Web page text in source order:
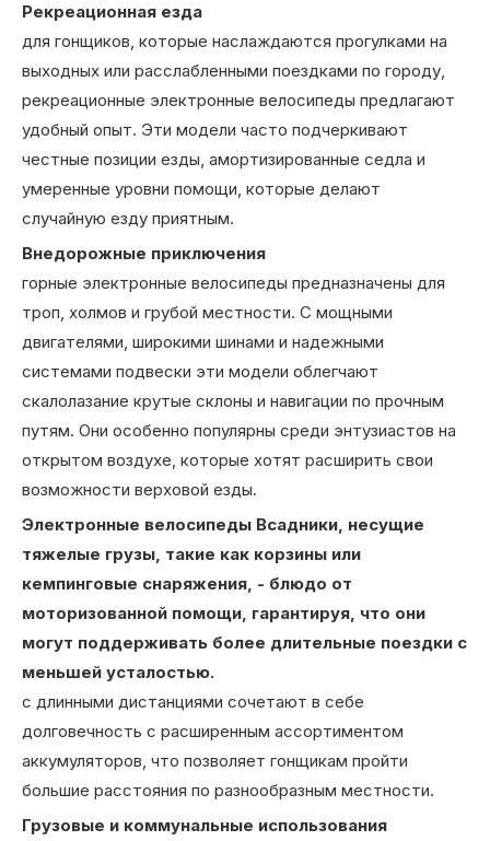
Рекреационная езда
для гонщиков, которые наслаждаются прогулками на
выходных или расслабленными поездками по городу,
рекреационные электронные велосипеды предлагают
удобный опыт. Эти модели часто подчеркивают
честные позиции езды, амортизированные седла и
умеренные уровни помощи, которые делают
случайную езду приятным.
Внедорожные приключения
горные электронные велосипеды предназначены для
троп, холмов и грубой местности. С мощными
двигателями, широкими шинами и надежными
системами подвески эти модели облегчают
скалолазание крутые склоны и навигации по прочным
путям. Они особенно популярны среди энтузиастов на
открытом воздухе, которые хотят расширить свои
возможности верховой езды.
Электронные велосипеды Всадники, несущие
тяжелые грузы, такие как корзины или
кемпинговые снаряжения, - блюдо от
моторизованной помощи, гарантируя, что они
могут поддерживать более длительные поездки с
меньшей усталостью.
с длинными дистанциями сочетают в себе
долговечность с расширенным ассортиментом
аккумуляторов, что позволяет гонщикам пройти
большие расстояния по разнообразным местности.
Грузовые и коммунальные использования